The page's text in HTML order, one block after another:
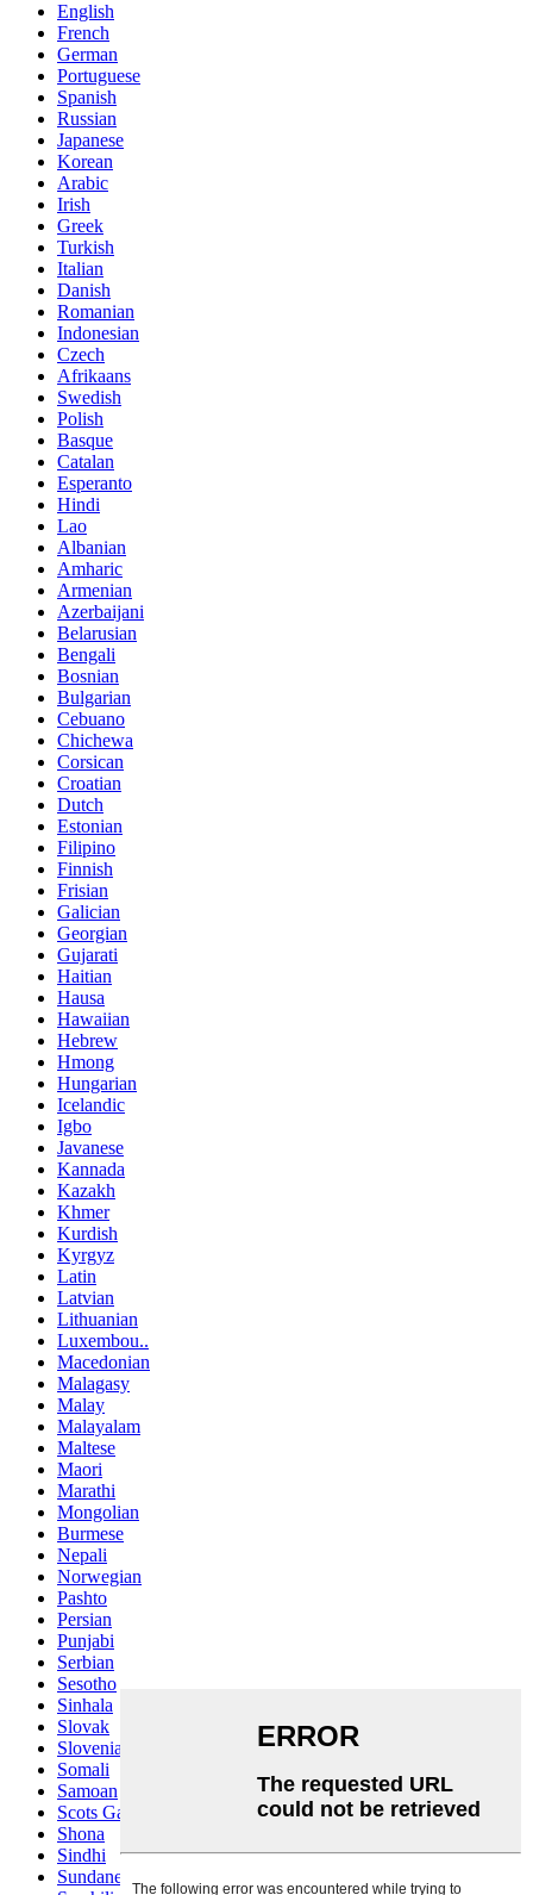
English
French
German
Portuguese
Spanish
Russian
Japanese
Korean
Arabic
Irish
Greek
Turkish
Italian
Danish
Romanian
Indonesian
Czech
Afrikaans
Swedish
Polish
Basque
Catalan
Esperanto
Hindi
Lao
Albanian
Amharic
Armenian
Azerbaijani
Belarusian
Bengali
Bosnian
Bulgarian
Cebuano
Chichewa
Corsican
Croatian
Dutch
Estonian
Filipino
Finnish
Frisian
Galician
Georgian
Gujarati
Haitian
Hausa
Hawaiian
Hebrew
Hmong
Hungarian
Icelandic
Igbo
Javanese
Kannada
Kazakh
Khmer
Kurdish
Kyrgyz
Latin
Latvian
Lithuanian
Luxembou..
Macedonian
Malagasy
Malay
Malayalam
Maltese
Maori
Marathi
Mongolian
Burmese
Nepali
Norwegian
Pashto
Persian
Punjabi
Serbian
Sesotho
Sinhala
Slovak
Slovenian
Somali
Samoan
Scots Gaelic
Shona
Sindhi
Sundanese